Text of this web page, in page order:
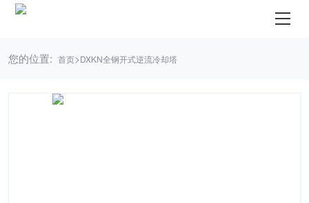
您的位置: 首页>DXKN全钢开式逆流冷却塔